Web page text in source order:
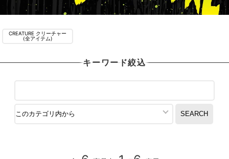
CREATURE クリーチャー
(全アイテム)
キーワード絞込